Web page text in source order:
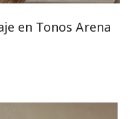
en Tonos Arena